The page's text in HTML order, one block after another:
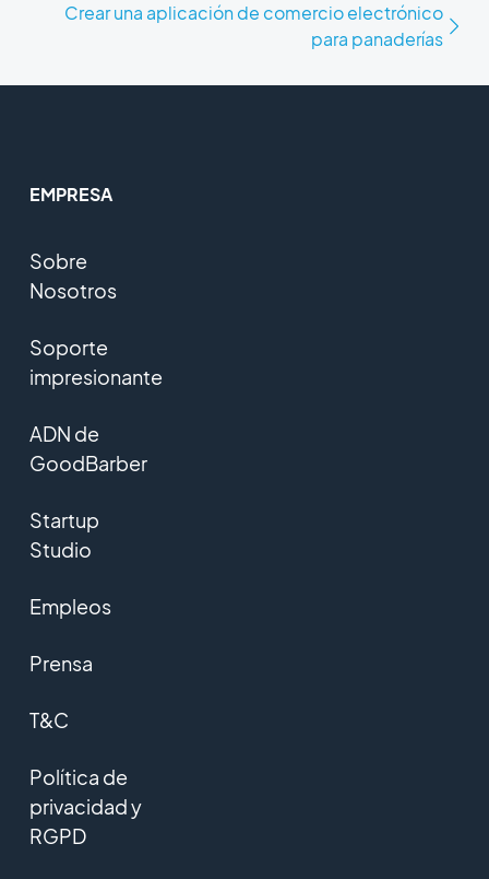
Crear una aplicación de comercio electrónico
para panaderías
EMPRESA
Sobre
Nosotros
Soporte
impresionante
ADN de
GoodBarber
Startup
Studio
Empleos
Prensa
T&C
Política de
privacidad y
RGPD